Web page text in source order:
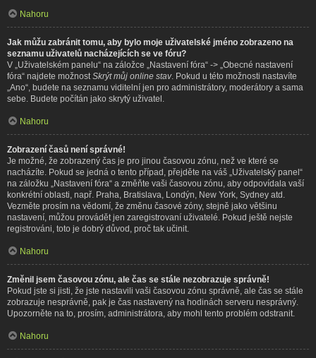
Nahoru
Jak můžu zabránit tomu, aby bylo moje uživatelské jméno zobrazeno na
seznamu uživatelů nacházejících se ve fóru?
V „Uživatelském panelu“ na záložce „Nastavení fóra“ -> „Obecné nastavení
fóra“ najdete možnost Skrýt můj online stav. Pokud u této možnosti nastavíte
„Ano“, budete na seznamu viditelní jen pro administrátory, moderátory a sama
sebe. Budete počítán jako skrytý uživatel.
Nahoru
Zobrazení časů není správné!
Je možné, že zobrazený čas je pro jinou časovou zónu, než ve které se
nacházíte. Pokud se jedná o tento případ, přejděte na váš „Uživatelský panel“
na záložku „Nastavení fóra“ a změňte vaši časovou zónu, aby odpovídala vaší
konkrétní oblasti, např. Praha, Bratislava, Londýn, New York, Sydney atd.
Vezměte prosím na vědomí, že změnu časové zóny, stejně jako většinu
nastavení, můžou provádět jen zaregistrovaní uživatelé. Pokud ještě nejste
registrováni, toto je dobrý důvod, proč tak učinit.
Nahoru
Změnil jsem časovou zónu, ale čas se stále nezobrazuje správně!
Pokud jste si jisti, že jste nastavili vaši časovou zónu správně, ale čas se stále
zobrazuje nesprávně, pak je čas nastavený na hodinách serveru nesprávný.
Upozorněte na to, prosím, administrátora, aby mohl tento problém odstranit.
Nahoru